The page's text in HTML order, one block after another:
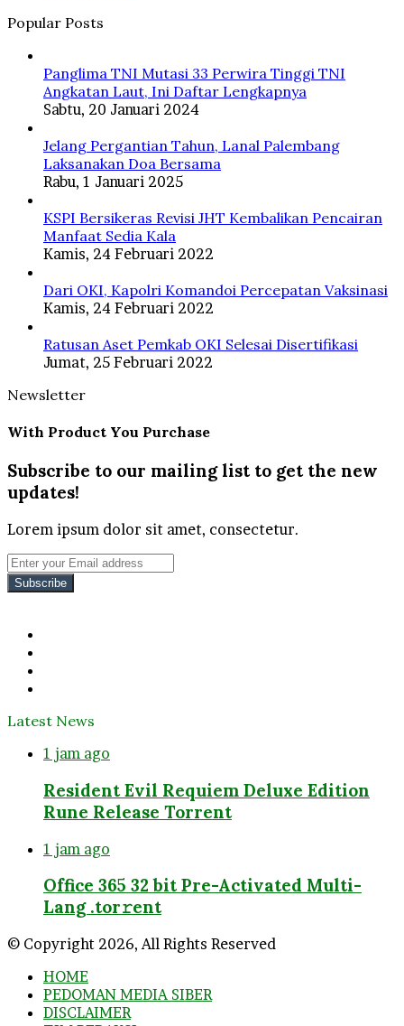
Popular Posts
Panglima TNI Mutasi 33 Perwira Tinggi TNI
Angkatan Laut, Ini Daftar Lengkapnya
Sabtu, 20 Januari 2024
Jelang Pergantian Tahun, Lanal Palembang
Laksanakan Doa Bersama
Rabu, 1 Januari 2025
KSPI Bersikeras Revisi JHT Kembalikan Pencairan
Manfaat Sedia Kala
Kamis, 24 Februari 2022
Dari OKI, Kapolri Komandoi Percepatan Vaksinasi
Kamis, 24 Februari 2022
Ratusan Aset Pemkab OKI Selesai Disertifikasi
Jumat, 25 Februari 2022
Newsletter
With Product You Purchase
Subscribe to our mailing list to get the new
updates!
Lorem ipsum dolor sit amet, consectetur.
Enter
your
Email
Latest News
1 jam ago
Resident Evil Requiem Deluxe Edition
Rune Release Torrent
1 jam ago
Office 365 32 bit Pre-Activated Multi-
Lang .tоr𝚛еnt
© Copyright 2026, All Rights Reserved
HOME
PEDOMAN MEDIA SIBER
DISCLAIMER